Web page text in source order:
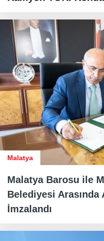
Malatya
Malatya Barosu ile
Belediyesi Arasında
İmzalandı